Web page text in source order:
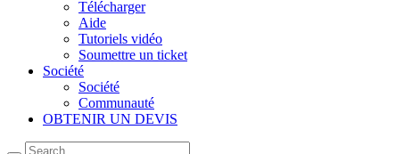
Télécharger
Aide
Tutoriels vidéo
Soumettre un ticket
Société
Société
Communauté
OBTENIR UN DEVIS